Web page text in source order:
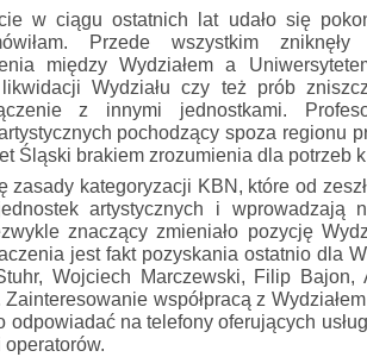
w ciągu ostatnich lat udało się
Przede wszystkim zniknęły
między Wydziałem a
Wydziału czy też prób
z innymi jednostkami.
pochodzący spoza regionu
Śląski brakiem zrozumienia dla potrzeb
zasady kategoryzacji KBN, które od
artystycznych i wprowadzają
znaczący zmieniało pozycję
jest fakt pozyskania ostatnio dla
Wojciech Marczewski, Filip Bajon,
współpracą z
odpowiadać na telefony oferujących